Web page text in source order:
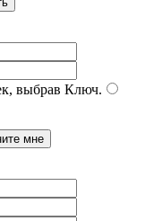
выбрав Ключ.